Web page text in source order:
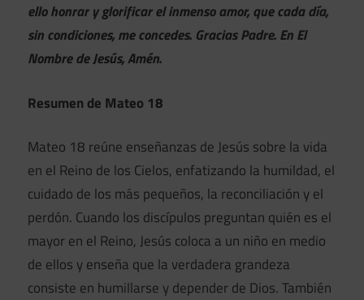
ello honrar y glorificar el inmenso amor, que cada día,
sin condiciones, me concedes. Gracias Padre. En El
Nombre de Jesús, Amén.
Resumen de Mateo 18
Mateo 18 reúne enseñanzas de Jesús sobre la vida
en el Reino de los Cielos, enfatizando la humildad, el
cuidado de los más pequeños, la reconciliación y el
perdón. Cuando los discípulos preguntan quién es el
mayor en el Reino, Jesús coloca a un niño en medio
de ellos y enseña que la verdadera grandeza
consiste en humillarse y depender de Dios. También